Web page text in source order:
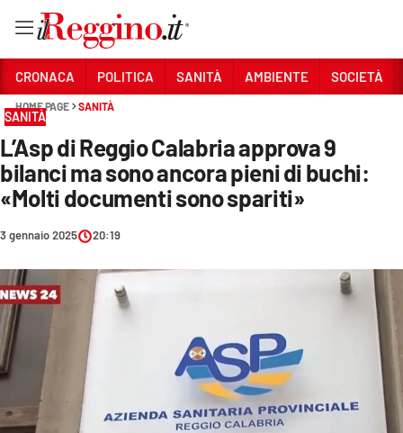
Sezioni
CRONACA
POLITICA
SANITÀ
AMBIENTE
SOCIETÀ
ECONOMIA E LAVORO
EVENTI
CRONACA POLITICA SANITÀ AMBIENTE SOCIETÀ
HOME PAGE SANITÀ
SANITÀ
L’Asp di Reggio Calabria approva 9
bilanci ma sono ancora pieni di buchi:
«Molti documenti sono spariti»
3 gennaio 2025 20:19